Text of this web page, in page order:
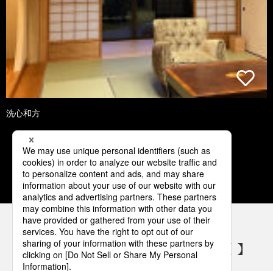
洗心和方
1 2 3 4 5
パナソニックの電気設備 SNSアカウント